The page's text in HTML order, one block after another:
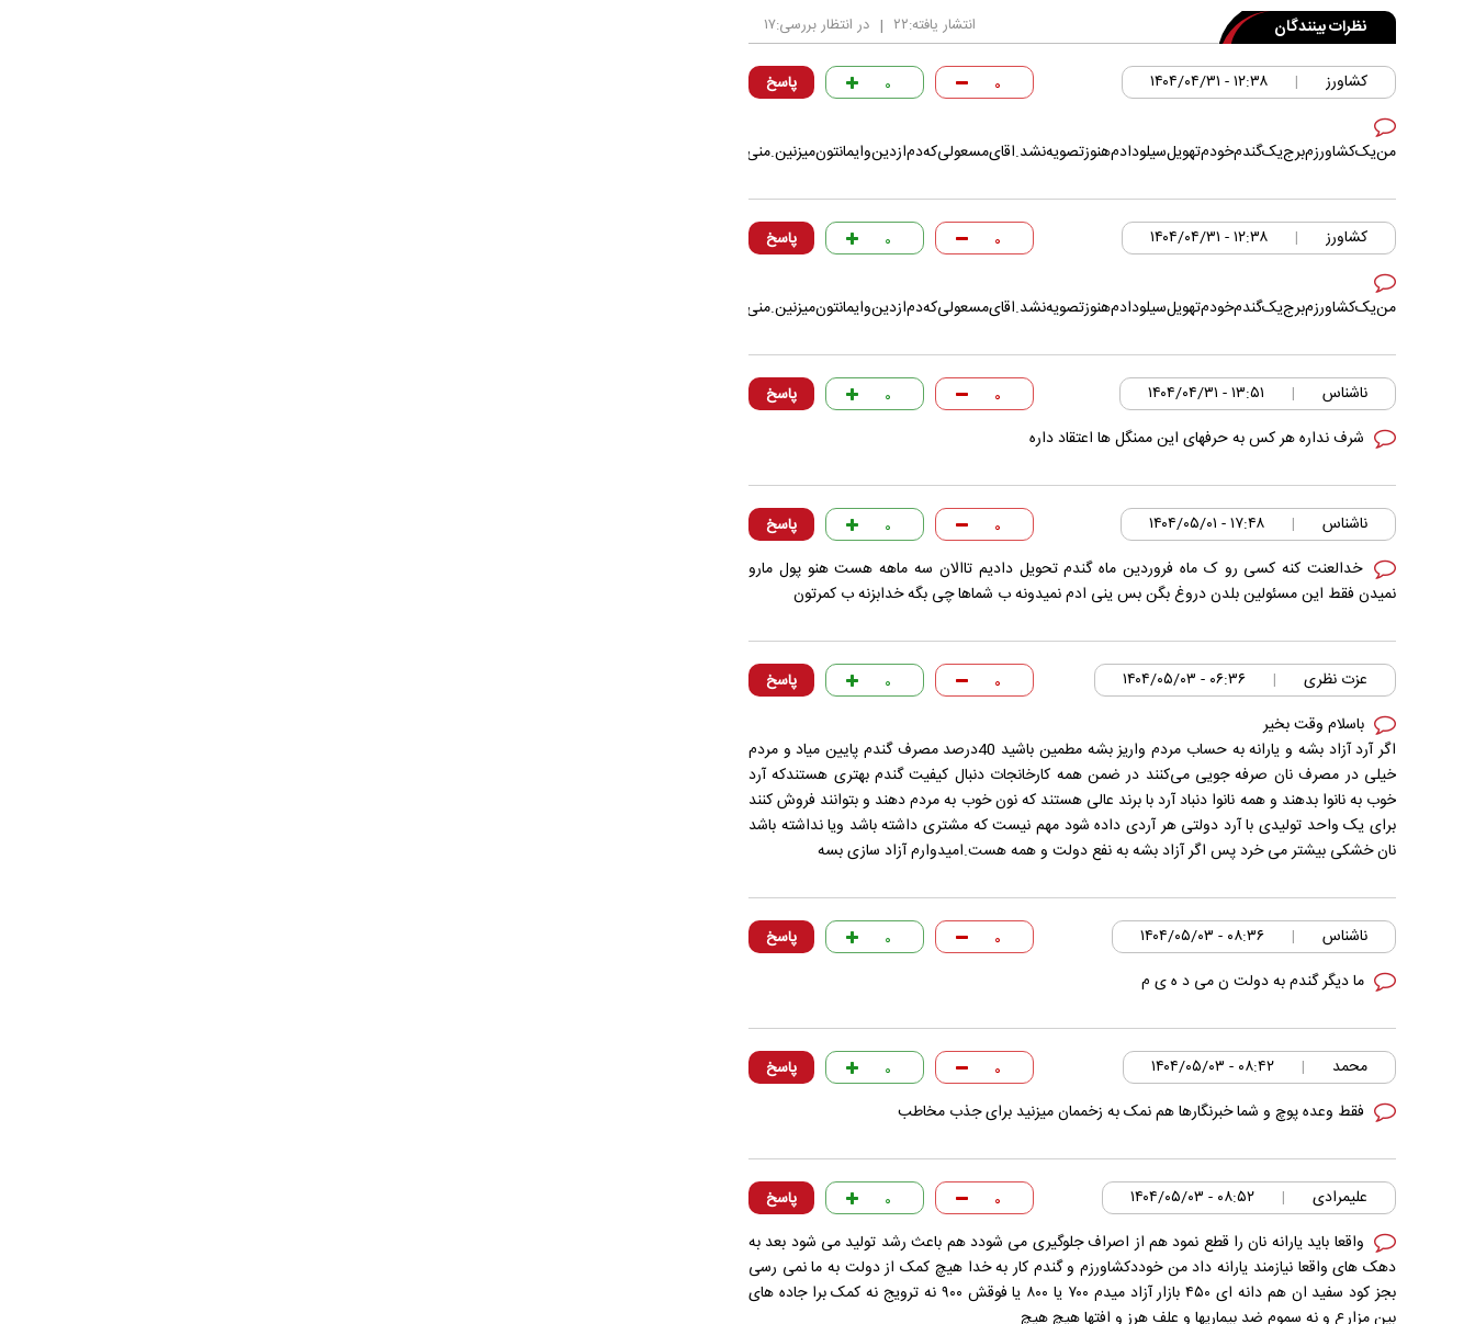
نظرات بینندگان در انتظار بررسی:۱۷ | انتشار یافته:۲۲
کشاورز | ۱۲:۳۸ - ۱۴۰۴/۰۴/۳۱ پاسخ ۰ ۰
کشاورز | ۱۲:۳۸ - ۱۴۰۴/۰۴/۳۱ پاسخ ۰ ۰
ناشناس | ۱۳:۵۱ - ۱۴۰۴/۰۴/۳۱ پاسخ ۰ ۰
شرف نداره هر کس به حرفهای این ممنگل ها اعتقاد داره
ناشناس | ۱۷:۴۸ - ۱۴۰۴/۰۵/۰۱ پاسخ ۰ ۰
خدالعنت کنه کسی رو ک ماه فروردین ماه گندم تحویل دادیم تاالان سه ماهه هست هنو پول مارو
نمیدن فقط این مسئولین بلدن دروغ بگن بس ینی ادم نمیدونه ب شماها چی بگه خدابزنه ب کمرتون
عزت نظری | ۰۶:۳۶ - ۱۴۰۴/۰۵/۰۳ پاسخ ۰ ۰
باسلام وقت بخیر
اگر آرد آزاد بشه و یارانه به حساب مردم واریز بشه مطمین باشید 40درصد مصرف گندم پایین میاد و مردم
خیلی در مصرف نان صرفه جویی می‌کنند در ضمن همه کارخانجات دنبال کیفیت گندم بهتری هستندکه آرد
خوب به نانوا بدهند و همه نانوا دنباد آرد با برند عالی هستند که نون خوب به مردم دهند و بتوانند فروش کنند
برای یک واحد تولیدی با آرد دولتی هر آردی داده شود مهم نیست که مشتری داشته باشد ویا نداشته باشد
نان خشکی بیشتر می خرد پس اگر آزاد بشه به نفع دولت و همه هست.امیدوارم آزاد سازی بسه
ناشناس | ۰۸:۳۶ - ۱۴۰۴/۰۵/۰۳ پاسخ ۰ ۰
ما دیگر گندم به دولت ن می د ه ی م
محمد | ۰۸:۴۲ - ۱۴۰۴/۰۵/۰۳ پاسخ ۰ ۰
فقط وعده پوچ و شما خبرنگارها هم نمک به زخممان میزنید برای جذب مخاطب
علیمرادی | ۰۸:۵۲ - ۱۴۰۴/۰۵/۰۳ پاسخ ۰ ۰
واقعا باید یارانه نان را قطع نمود هم از اصراف جلوگیری می شودد هم باعث رشد تولید می شود بعد به
دهک های واقعا نیازمند یارانه داد من خوددکشاورزم و گندم کار به خدا هیچ کمک از دولت به ما نمی رسی
بجز کود سفید ان هم دانه ای ۴۵۰ بازار آزاد میدم ۷۰۰ یا ۸۰۰ یا فوقش ۹۰۰ نه ترویج نه کمک برا جاده های
بین مزارع و نه سموم ضد بیماریها و علف هرز و افتها هیچ هیچ